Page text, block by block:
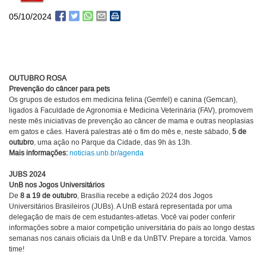
05/10/2024
OUTUBRO ROSA
Prevenção do câncer para pets
Os grupos de estudos em medicina felina (Gemfel) e canina (Gemcan),
ligados à Faculdade de Agronomia e Medicina Veterinária (FAV), promovem
neste mês iniciativas de prevenção ao câncer de mama e outras neoplasias
em gatos e cães. Haverá palestras até o fim do mês e, neste sábado, 5 de
outubro, uma ação no Parque da Cidade, das 9h às 13h.
Mais informações: noticias.unb.br/agenda
JUBS 2024
UnB nos Jogos Universitários
De 8 a 19 de outubro, Brasília recebe a edição 2024 dos Jogos
Universitários Brasileiros (JUBs). A UnB estará representada por uma
delegação de mais de cem estudantes-atletas. Você vai poder conferir
informações sobre a maior competição universitária do país ao longo destas
semanas nos canais oficiais da UnB e da UnBTV. Prepare a torcida. Vamos
time!